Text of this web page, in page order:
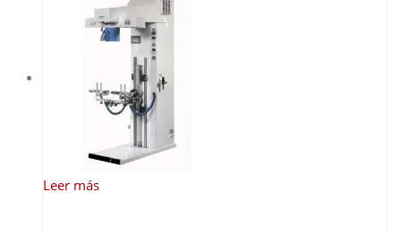
Leer más